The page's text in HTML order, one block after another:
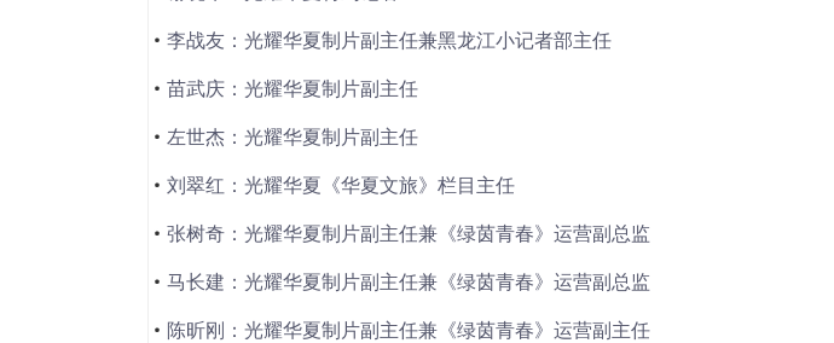
李战友：光耀华夏制片副主任兼黑龙江小记者部主任
苗武庆：光耀华夏制片副主任
左世杰：光耀华夏制片副主任
刘翠红：光耀华夏《华夏文旅》栏目主任
张树奇：光耀华夏制片副主任兼《绿茵青春》运营副总监
马长建：光耀华夏制片副主任兼《绿茵青春》运营副总监
陈昕刚：光耀华夏制片副主任兼《绿茵青春》运营副主任